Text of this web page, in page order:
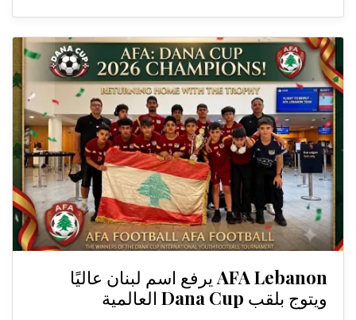
AFA Lebanon يرفع اسم لبنان عاليًا
ويتوج بلقب Dana Cup العالمية